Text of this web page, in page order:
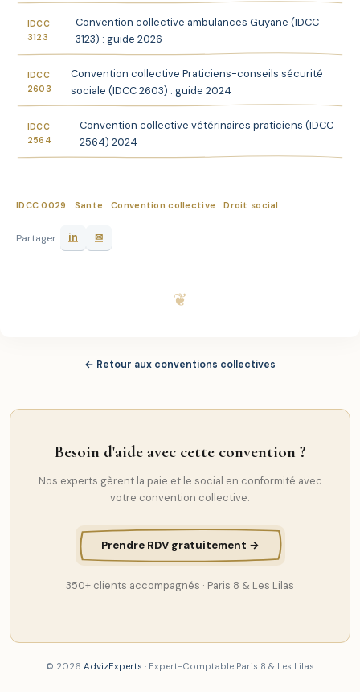
IDCC
3123
Convention collective ambulances Guyane (IDCC
3123) : guide 2026
IDCC
2603
Convention collective Praticiens-conseils sécurité
sociale (IDCC 2603) : guide 2024
IDCC
2564
Convention collective vétérinaires praticiens (IDCC
2564) 2024
IDCC 0029 Sante Convention collective Droit social
Partager : in ✉
← Retour aux conventions collectives
Besoin d'aide avec cette convention ?
Nos experts gèrent la paie et le social en conformité avec
votre convention collective.
Prendre RDV gratuitement →
350+ clients accompagnés · Paris 8 & Les Lilas
© 2026 AdvizExperts · Expert-Comptable Paris 8 & Les Lilas